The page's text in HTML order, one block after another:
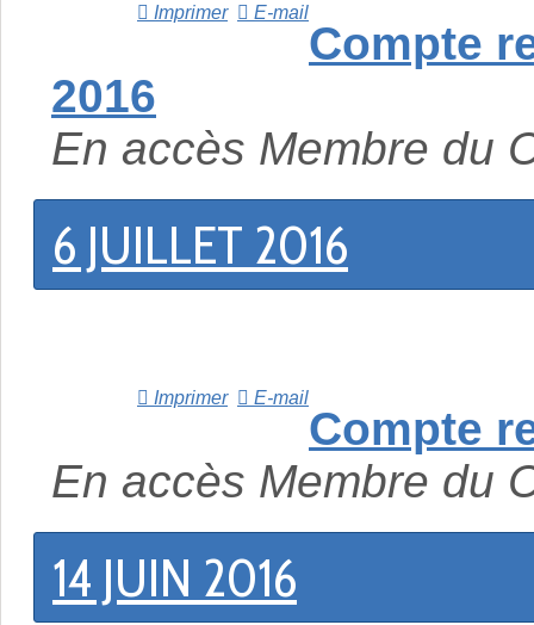
Imprimer E-mail
Compte
2016
En accès Membre du
6 JUILLET 2016
Imprimer E-mail
Compte
En accès Membre du
14 JUIN 2016